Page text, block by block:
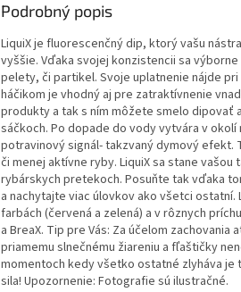
Podrobný popis
LiquiX je fluorescenčný dip, ktorý vašu
vyššie. Vďaka svojej konzistencii sa
pelety, či partikel. Svoje uplatnenie nájde
háčikom je vhodný aj pre zatraktívnenie
produkty a tak s ním môžete smelo dipovať
sáčkoch. Po dopade do vody vytvára v okolí
potravinový signál- takzvaný dymový
či menej aktívne ryby. LiquiX sa stane
rybárskych pretekoch. Posuňte tak vďaka
a nachytajte viac úlovkov ako všetci ostatní.
farbách (červená a zelená) a v rôznych
a BreaX. Tip pre Vás: Za účelom
priamemu slnečnému žiareniu a fľaštičky
momentoch kedy všetko ostatné zlyháva je
sila! Upozornenie: Fotografie sú ilustračné.